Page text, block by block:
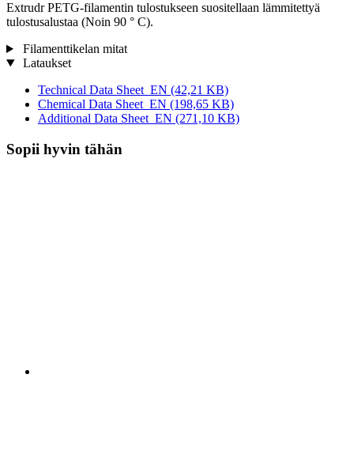
Extrudr PETG-filamentin tulostukseen suositellaan lämmitettyä
tulostusalustaa (Noin 90 ° C).
Filamenttikelan mitat
Lataukset
Technical Data Sheet_EN (42,21 KB)
Chemical Data Sheet_EN (198,65 KB)
Additional Data Sheet_EN (271,10 KB)
Sopii hyvin tähän